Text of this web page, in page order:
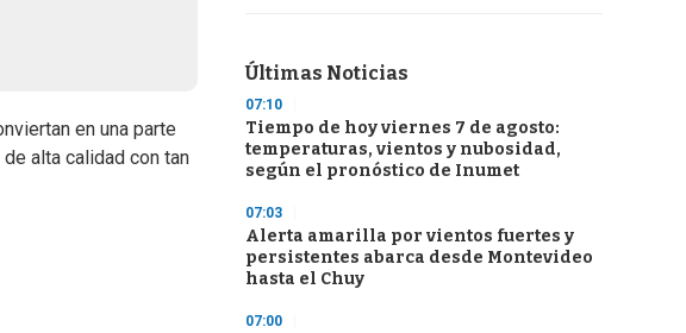
en una parte
alta calidad con tan
Últimas Noticias
07:10
Tiempo de hoy viernes 7 de agosto:
temperaturas, vientos y nubosidad,
según el pronóstico de Inumet
07:03
Alerta amarilla por vientos fuertes y
persistentes abarca desde Montevideo
hasta el Chuy
07:00